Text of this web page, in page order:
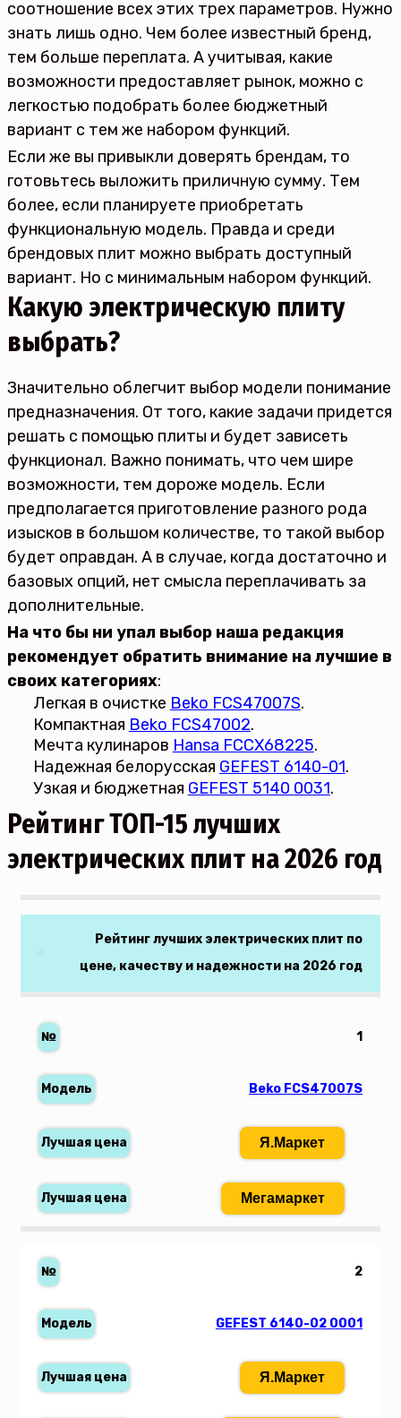
соотношение всех этих трех параметров. Нужно
знать лишь одно. Чем более известный бренд,
тем больше переплата. А учитывая, какие
возможности предоставляет рынок, можно с
легкостью подобрать более бюджетный
вариант с тем же набором функций.
Если же вы привыкли доверять брендам, то
готовьтесь выложить приличную сумму. Тем
более, если планируете приобретать
функциональную модель. Правда и среди
брендовых плит можно выбрать доступный
вариант. Но с минимальным набором функций.
Какую электрическую плиту
выбрать?
Значительно облегчит выбор модели понимание
предназначения. От того, какие задачи придется
решать с помощью плиты и будет зависеть
функционал. Важно понимать, что чем шире
возможности, тем дороже модель. Если
предполагается приготовление разного рода
изысков в большом количестве, то такой выбор
будет оправдан. А в случае, когда достаточно и
базовых опций, нет смысла переплачивать за
дополнительные.
На что бы ни упал выбор наша редакция
рекомендует обратить внимание на лучшие в
своих категориях:
Легкая в очистке Beko FCS47007S.
Компактная Beko FCS47002.
Мечта кулинаров Hansa FCCX68225.
Надежная белорусская GEFEST 6140-01.
Узкая и бюджетная GEFEST 5140 0031.
Рейтинг ТОП-15 лучших
электрических плит на 2026 год
Рейтинг лучших электрических плит по
цене, качеству и надежности на 2026 год
1
Beko FCS47007S
Я.Маркет
Мегамаркет
2
GEFEST 6140-02 0001
Я.Маркет